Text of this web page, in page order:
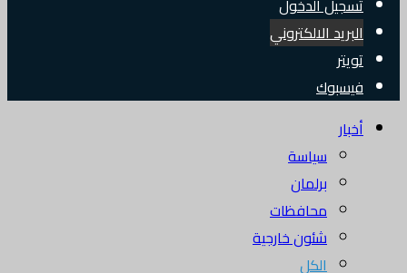
تسجيل الدخول
البريد الالكتروني
تويتر
فيسبوك
أخبار
سياسة
برلمان
محافظات
شئون خارجية
الكل